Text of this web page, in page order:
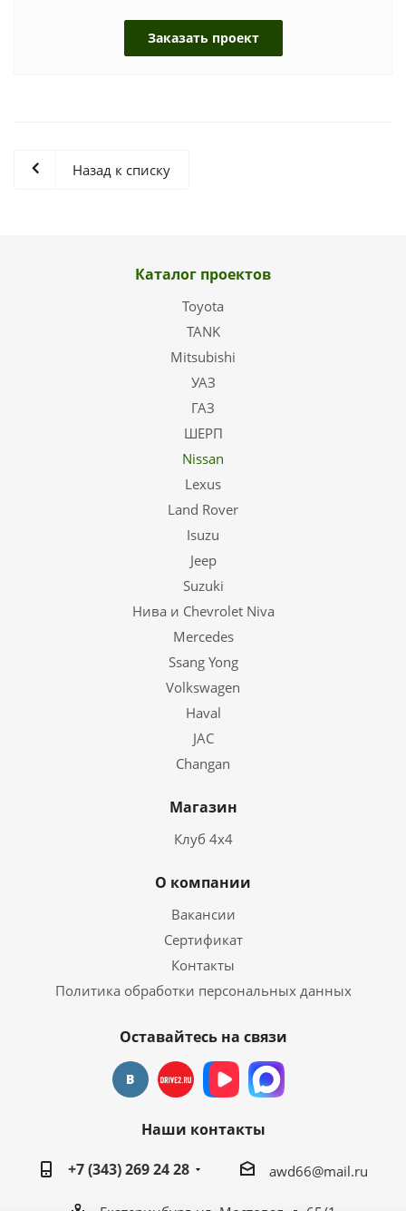
Заказать проект
Назад к списку
Каталог проектов
Toyota
TANK
Mitsubishi
УАЗ
ГАЗ
ШЕРП
Nissan
Lexus
Land Rover
Isuzu
Jeep
Suzuki
Нива и Chevrolet Niva
Mercedes
Ssang Yong
Volkswagen
Haval
JAC
Changan
Магазин
Клуб 4х4
О компании
Вакансии
Сертификат
Контакты
Политика обработки персональных данных
Оставайтесь на связи
Наши контакты
+7 (343) 269 24 28
awd66@mail.ru